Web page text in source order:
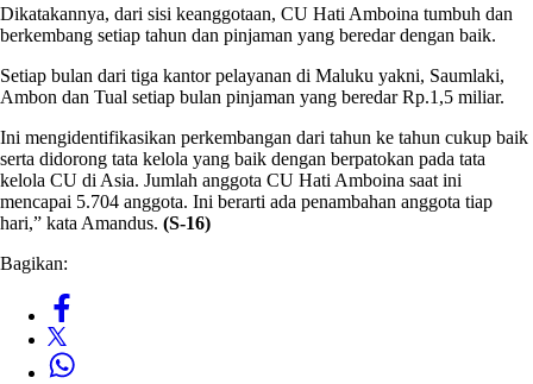
Dikatakannya, dari sisi keanggotaan, CU Hati Amboina tumbuh dan
berkembang setiap tahun dan pinjaman yang beredar dengan baik.
Setiap bulan dari tiga kantor pelayanan di Maluku yakni, Saumlaki,
Ambon dan Tual setiap bulan pinjaman yang beredar Rp.1,5 miliar.
Ini mengidentifikasikan perkembangan dari tahun ke tahun cukup baik
serta didorong tata kelola yang baik dengan berpatokan pada tata
kelola CU di Asia. Jumlah anggota CU Hati Amboina saat ini
mencapai 5.704 anggota. Ini berarti ada penambahan anggota tiap
hari,” kata Amandus. (S-16)
Bagikan: